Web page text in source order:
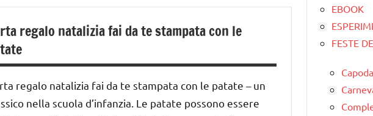
anni
ARTE
0
3
regalo natalizia fai da te stampata con le
regalo natalizia fai da te stampata con le patate – un
nella scuola d’infanzia. Le patate possono essere
EBOOK
FESTE